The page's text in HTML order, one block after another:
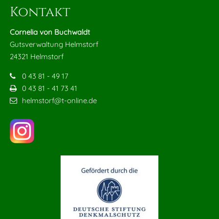
Kontakt
Cornelia von Buchwaldt
Gutsverwaltung Helmstorf
24321 Helmstorf
0 43 81 - 49 17
0 43 81 - 41 73 41
helmstorf@t-online.de